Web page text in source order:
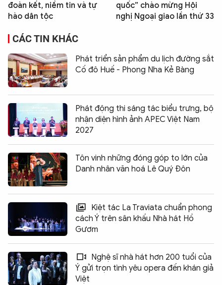
đoàn kết, niềm tin và tự
hào dân tộc
quốc” chào mừng Hội
nghị Ngoại giao lần thứ 33
CÁC TIN KHÁC
Phát triển sản phẩm du lịch đường sắt
Cố đô Huế - Phong Nha Kẻ Bàng
Phát động thi sáng tác biểu trưng, bộ
nhận diện hình ảnh APEC Việt Nam
2027
Tôn vinh những đóng góp to lớn của
Danh nhân văn hoá Lê Quý Đôn
Kiệt tác La Traviata chuẩn phong
cách Ý trên sân khấu Nhà hát Hồ
Gươm
Nghệ sĩ nhà hát hơn 200 tuổi của
Ý gửi trọn tình yêu opera đến khán giả
Việt